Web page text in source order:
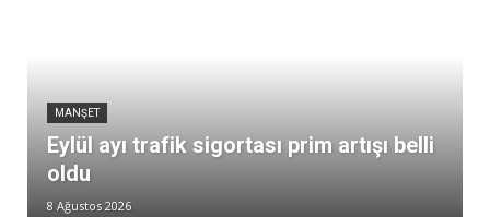
MANŞET
Eylül ayı trafik sigortası prim artışı belli
oldu
8 Ağustos 2026